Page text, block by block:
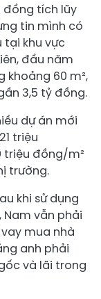
đồng tích lũy
tin mình có
khu vực
đầu năm
khoảng 60 m²,
3,5 tỷ đồng.
dự án mới
triệu
triệu đồng/m²
trường.
khi sử dụng
vẫn phải
mua nhà
anh phải
và lãi trong